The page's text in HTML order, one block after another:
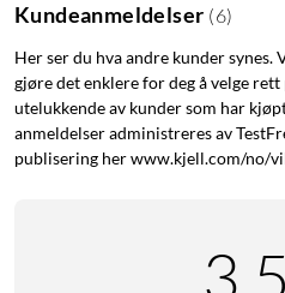
Kundeanmeldelser (6)
Her ser du hva andre kunder synes.
gjøre det enklere for deg å velge
utelukkende av kunder som har
anmeldelser administreres av
publisering her www.kjell.com/no/
3.5